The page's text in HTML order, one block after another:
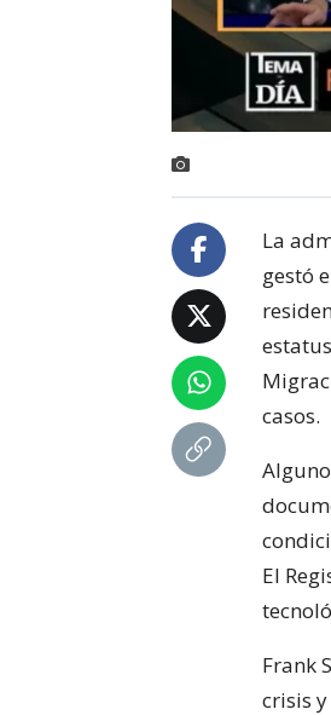
La
gestó
casos.
El
Frank
crisis